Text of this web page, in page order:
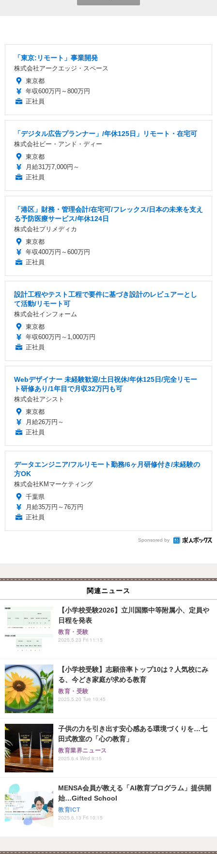
「東京:リモート」事業開発
株式会社アークエッジ・スペース
東京都
年収600万円～800万円
正社員
「デジタル広告プランナー」/年休125日」リモート・在宅可
株式会社ビー・アンド・ディー
東京都
月給31万7,000円～
正社員
「港区」財務・管理会計/在宅可/フレックス/日本の未来を支え
る予防医療サービス/年休124日
株式会社プリメディカ
東京都
年収400万円～600万円
正社員
設計工程やテスト工程で要件に基づき設計のレビュアーとし
て活動/リモート可
株式会社インフォーム
東京都
年収600万円～1,000万円
正社員
Webデザイナー 未経験歓迎/土日祝休/年休125日/完全リモー
ト研修あり/1年目で月収32万円も可
株式会社アシスト
東京都
月給26万円～
正社員
データエンジニア/フルリモート勤務/6ヶ月研修付き/未経験の
方OK
株式会社KMマーケティング
千葉県
月給35万円～76万円
正社員
Sponsored by
関連ニュース
【小学校受験2026】立川国際中等附属小、定員や
日程を発表
教育・受験
2025.5.23 Fri 11:15
【小学校受験】志願倍率トップ10は？人気校にみ
る、今どき家庭が求める教育
教育・受験
2025.5.20 Tue 10:45
子供の力を引き出す安心感ある環境づくりを…七
田式教室の「心の教育」
教育業界ニュース
2025.6.4 Wed 9:15
MENSA会員が教える「AI教育プログラム」提供開
始…Gifted School
教育ICT
2025.6.13 Fri 10:15